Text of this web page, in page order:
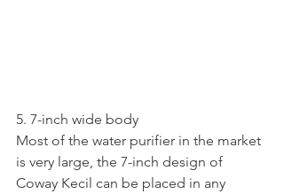
5. 7-inch wide body
Most of the water purifier in the market
is very large, the 7-inch design of
Coway Kecil can be placed in any